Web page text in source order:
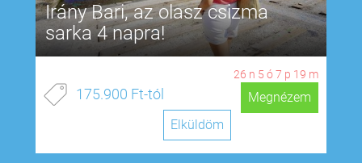
Irány Bari, az olasz csizma
sarka 4 napra!
26 n 5 ó7 p 18 m
175.900 Ft-tól
Megnézem
Elküldöm